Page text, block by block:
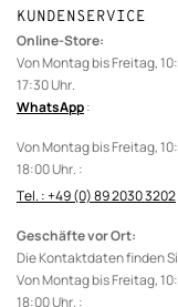
KUNDENSERVICE
Online-Store:
Von Montag bis Freitag,
17:30 Uhr.
WhatsApp:
Von Montag bis Freitag,
18:00 Uhr. :
Tel. : +49 (0) 89 2030 3202
Geschäfte vor Ort:
Die Kontaktdaten finden
Von Montag bis Freitag,
18:00 Uhr. :